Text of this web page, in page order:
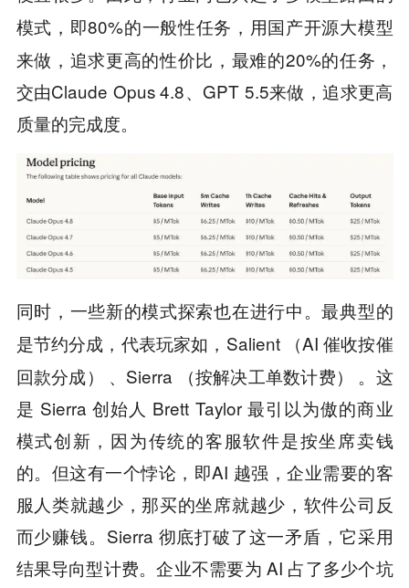
模式， 即80%的一般性任务，用国产开源大模型
来做，追求更高的性价比，最难的20%的任务，
交由Claude Opus 4.8、GPT 5.5来做，追求更高
质量的完成度。
同时，一些新的模式探索也在进行中。最典型的
是节约分成 ，代表玩家如，Salient （AI 催收按催
回款分成） 、Sierra （按解决工单数计费） 。这
是 Sierra 创始人 Brett Taylor 最引以为傲的商业
模式创新，因为传统的客服软件是按坐席卖钱
的。但这有一个悖论，即AI 越强，企业需要的客
服人类就越少，那买的坐席就越少，软件公司反
而少赚钱。Sierra 彻底打破了这一矛盾，它采用
结果导向型计费。企业不需要为 AI 占了多少个坑